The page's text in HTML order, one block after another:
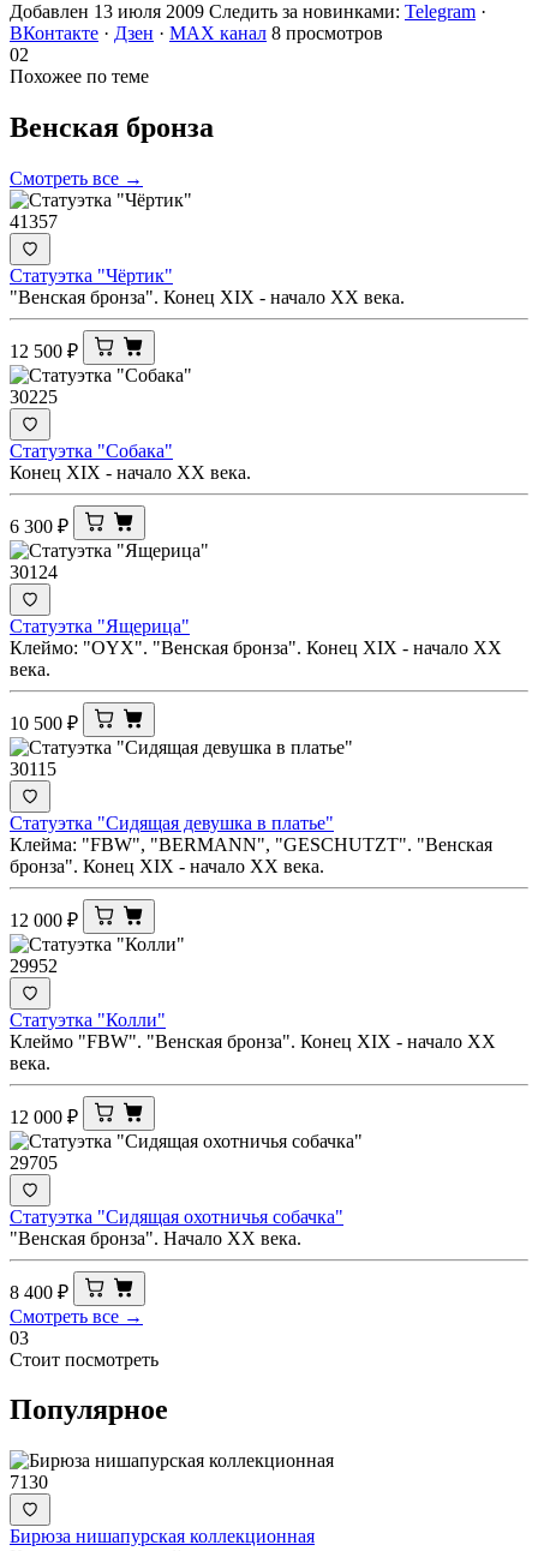
Добавлен 13 июля 2009 Следить за новинками: Telegram ·
ВКонтакте · Дзен · MAX канал 8 просмотров
02
Похожее по теме
Венская бронза
Смотреть все →
41357
Статуэтка "Чёртик"
"Венская бронза". Конец XIX - начало ХХ века.
12 500 ₽
30225
Статуэтка "Собака"
Конец XIX - начало ХХ века.
6 300 ₽
30124
Статуэтка "Ящерица"
Клеймо: "OYX". "Венская бронза". Конец XIX - начало ХХ
века.
10 500 ₽
30115
Статуэтка "Сидящая девушка в платье"
Клейма: "FBW", "BERMANN", "GESСHUTZT". "Венская
бронза". Конец XIX - начало XX века.
12 000 ₽
29952
Статуэтка "Колли"
Клеймо "FBW". "Венская бронза". Конец XIX - начало ХХ
века.
12 000 ₽
29705
Статуэтка "Сидящая охотничья собачка"
"Венская бронза". Начало XX века.
8 400 ₽
Смотреть все →
03
Стоит посмотреть
Популярное
7130
Бирюза нишапурская коллекционная